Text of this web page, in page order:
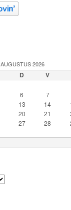
AUGUSTUS 2026
D V
6 7
13 14
20 21
27 28